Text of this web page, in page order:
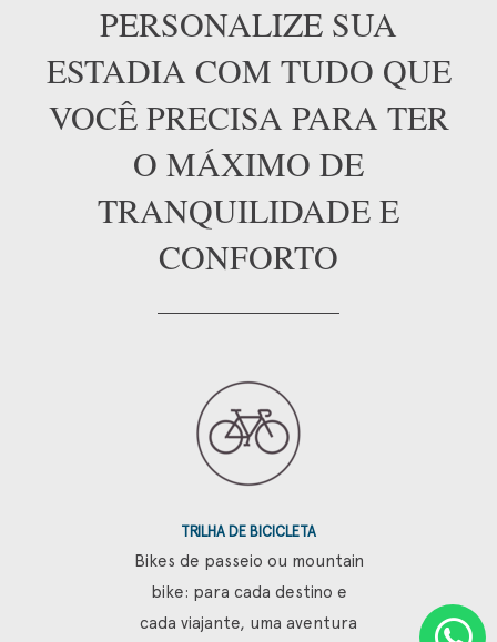
PERSONALIZE SUA
ESTADIA COM TUDO QUE
VOCÊ PRECISA PARA TER
O MÁXIMO DE
TRANQUILIDADE E
CONFORTO
PASSEIO DE CAIAQUE
Cercados pela mata nativa, os